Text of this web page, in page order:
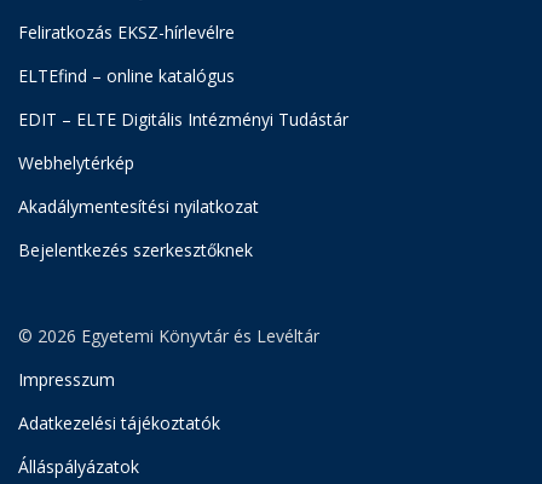
Feliratkozás EKSZ-hírlevélre
ELTEfind – online katalógus
EDIT – ELTE Digitális Intézményi Tudástár
Webhelytérkép
Akadálymentesítési nyilatkozat
Bejelentkezés szerkesztőknek
© 2026 Egyetemi Könyvtár és Levéltár
Impresszum
Adatkezelési tájékoztatók
Álláspályázatok